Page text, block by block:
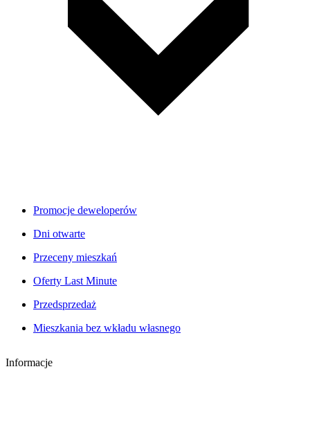
Promocje deweloperów
Dni otwarte
Przeceny mieszkań
Oferty Last Minute
Przedsprzedaż
Mieszkania bez wkładu własnego
Informacje